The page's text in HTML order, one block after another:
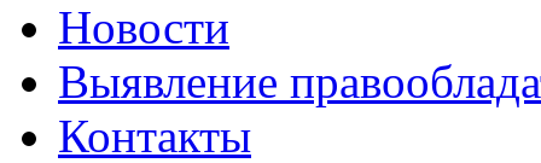
Новости
Выявление
Контакты